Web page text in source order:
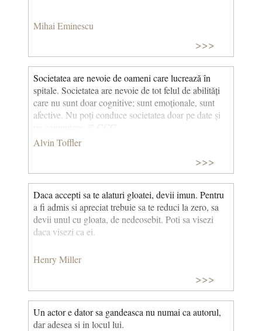
Mihai Eminescu
>>>
Societatea are nevoie de oameni care lucrează în
spitale. Societatea are nevoie de tot felul de abilități
care nu sunt doar cognitive; sunt emoționale, sunt
afective. Nu poți conduce societatea doar pe date și
Alvin Toffler
>>>
Daca accepti sa te alaturi gloatei, devii imun. Pentru
a fi admis si apreciat trebuie sa te reduci la zero, sa
devii unul cu gloata, de nedeosebit. Poti sa visezi
daca visezi ca ei.
Henry Miller
>>>
Un actor e dator sa gandeasca nu numai ca autorul,
dar adesea si in locul lui.